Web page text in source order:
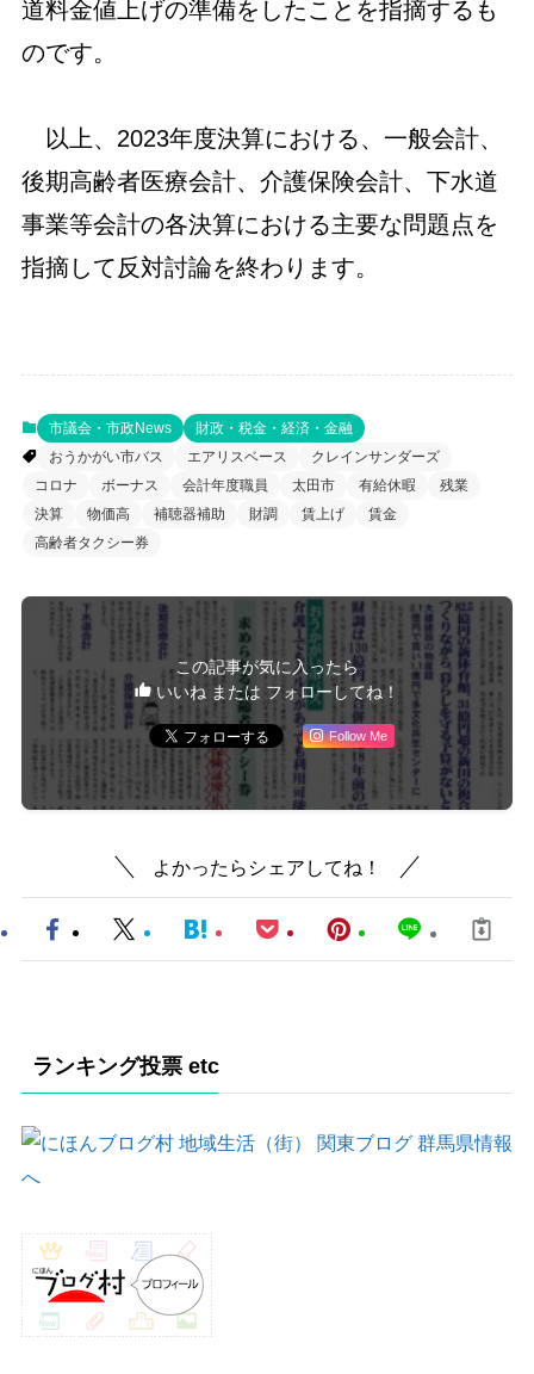
道料金値上げの準備をしたことを指摘するも
のです。
以上、2023年度決算における、一般会計、
後期高齢者医療会計、介護保険会計、下水道
事業等会計の各決算における主要な問題点を
指摘して反対討論を終わります。
市議会・市政News
財政・税金・経済・金融
おうかがい市バス
エアリスベース
クレインサンダーズ
コロナ
ボーナス 会計年度職員 太田市 有給休暇
残業
決算
物価高 補聴器補助 財調 賃上げ
賃金
高齢者タクシー券
この記事が気に入ったら
いいね または フォローしてね！
Follow Me
よかったらシェアしてね！
ランキング投票 etc